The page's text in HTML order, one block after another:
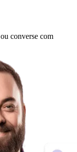
ou converse com